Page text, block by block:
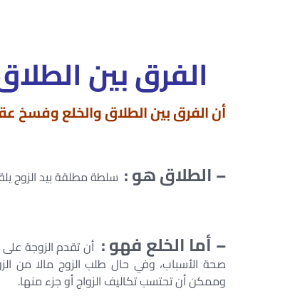
الفرق بين
أن الفرق بين الطلاق والخلع وفسخ
– الطلاق هو : سلطة مطلقة بيد الزوج
– أما الخلع فهو : أن تقدم الزوجة
صحة الأسباب، وفي حال طلب الزوج مالا من
وممكن أن تحتسب تكاليف الزواج أو جزء منها.